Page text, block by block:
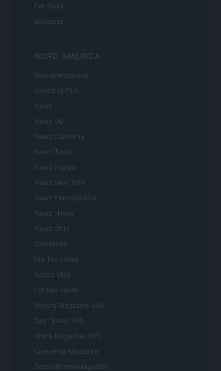
Pet Story
Encocina
NORD AMERICA
Womanmagazine
Investing Plus
Newz
Newz US
Newz California
Newz Texas
Newz Florida
Newz New York
Newz Pennsylvania
Newz Illinois
Newz Ohio
Gameland
Hig Tech Mag
Scoop Mag
Lgbtqia News
Motors Magazine 365
Day Travel 365
Home Magazine 365
Cineverse Magazine
SecondHomeMagazine